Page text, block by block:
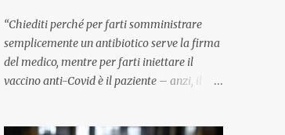
“Chiediti perché per farti somministrare
semplicemente un antibiotico serve la firma
del medico, mentre per farti iniettare il
vaccino anti-Covid è il paziente – anzi, il